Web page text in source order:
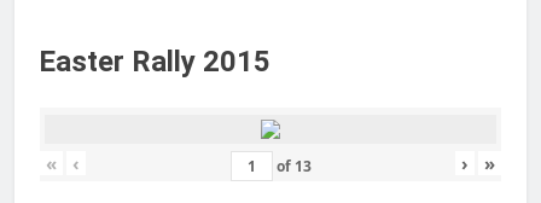
Easter Rally 2015
« ‹ of 13 › »